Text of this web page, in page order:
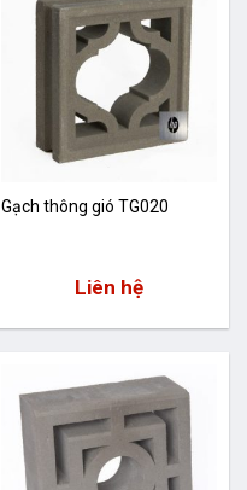
Gạch thông gió TG020
Liên hệ